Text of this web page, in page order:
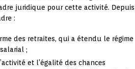
juridique pour cette activité. Depuis
:
des retraites, qui a étendu le régime
;
et l’égalité des chances